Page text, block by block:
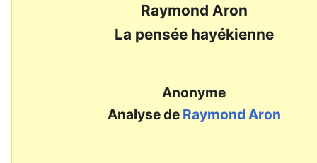
Raymond Aron
La pensée hayékienne
Anonyme
Analyse de Raymond Aron